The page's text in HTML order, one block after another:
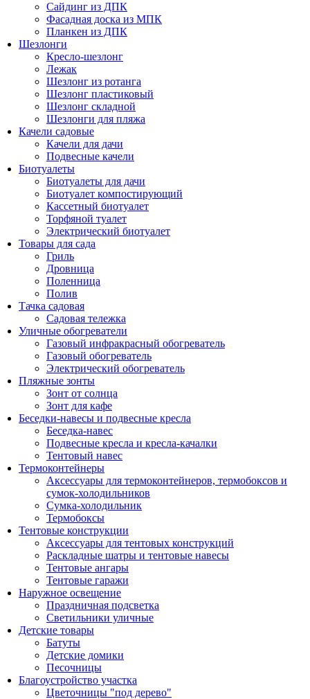
Сайдинг из ДПК
Фасадная доска из МПК
Планкен из ДПК
Шезлонги
Кресло-шезлонг
Лежак
Шезлонг из ротанга
Шезлонг пластиковый
Шезлонг складной
Шезлонги для пляжа
Качели садовые
Качели для дачи
Подвесные качели
Биотуалеты
Биотуалеты для дачи
Биотуалет компостирующий
Кассетный биотуалет
Торфяной туалет
Электрический биотуалет
Товары для сада
Гриль
Дровница
Поленница
Полив
Тачка садовая
Садовая тележка
Уличные обогреватели
Газовый инфракрасный обогреватель
Газовый обогреватель
Электрический обогреватель
Пляжные зонты
Зонт от солнца
Зонт для кафе
Беседки-навесы и подвесные кресла
Беседка-навес
Подвесные кресла и кресла-качалки
Тентовый навес
Термоконтейнеры
Аксессуары для термоконтейнеров, термобоксов и
сумок-холодильников
Сумка-холодильник
Термобоксы
Тентовые конструкции
Аксессуары для тентовых конструкций
Раскладные шатры и тентовые навесы
Тентовые ангары
Тентовые гаражи
Наружное освещение
Праздничная подсветка
Светильники уличные
Детские товары
Батуты
Детские домики
Песочницы
Благоустройство участка
Цветочницы "под дерево"